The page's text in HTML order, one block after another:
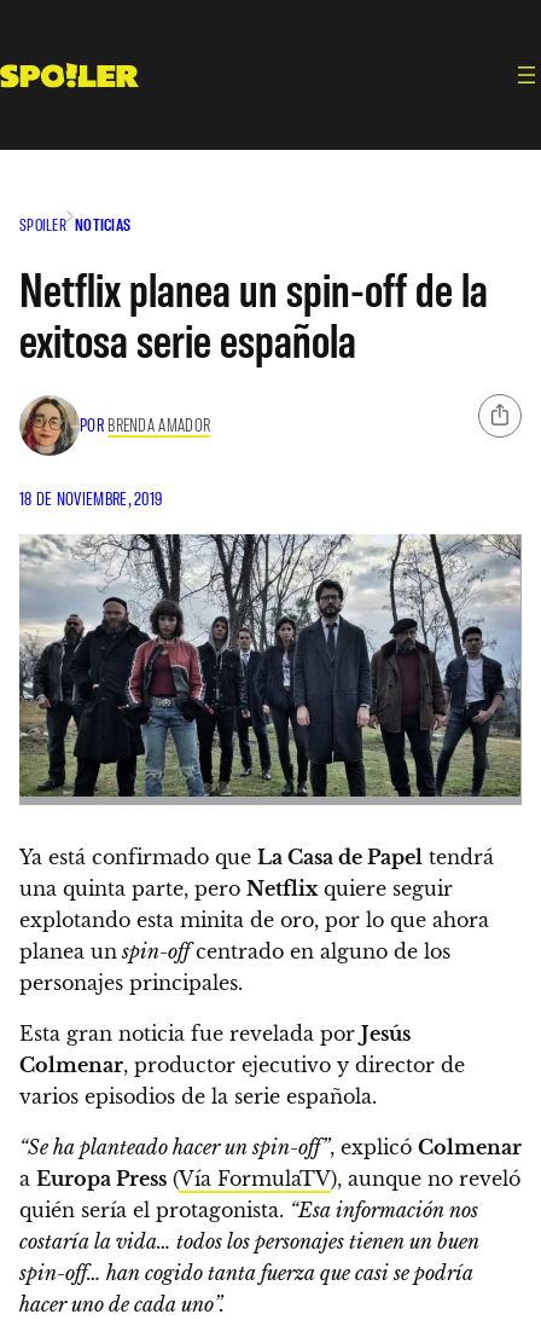
contenido
SPOILER NOTICIAS
Netflix planea un spin-off de la
exitosa serie española
POR BRENDA AMADOR
18 DE NOVIEMBRE, 2019
Ya está confirmado que La Casa de Papel tendrá
una quinta parte, pero Netflix quiere seguir
explotando esta minita de oro, por lo que ahora
planea un spin-offcentrado en alguno de los
personajes principales.
Esta gran noticia fue revelada por Jesús
Colmenar, productor ejecutivo y director de
varios episodios de la serie española.
“Se ha planteado hacer un spin-off”, explicó Colmenar
a Europa Press (Vía FormulaTV), aunque no reveló
quién sería el protagonista. “Esa información nos
costaría la vida… todos los personajes tienen un buen
spin-off… han cogido tanta fuerza que casi se podría
hacer uno de cada uno”.